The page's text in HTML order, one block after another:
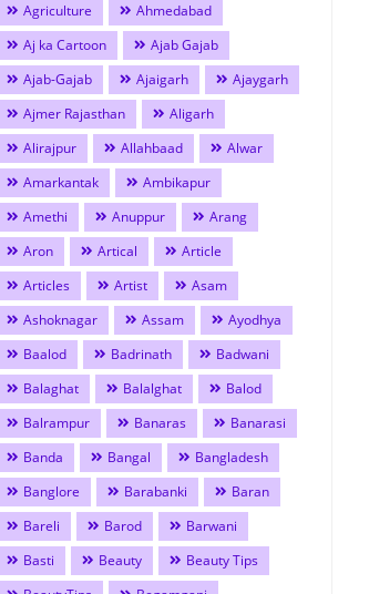
Agriculture
Ahmedabad
Aj ka Cartoon
Ajab Gajab
Ajab-Gajab
Ajaigarh
Ajaygarh
Ajmer Rajasthan
Aligarh
Alirajpur
Allahbaad
Alwar
Amarkantak
Ambikapur
Amethi
Anuppur
Arang
Aron
Artical
Article
Articles
Artist
Asam
Ashoknagar
Assam
Ayodhya
Baalod
Badrinath
Badwani
Balaghat
Balalghat
Balod
Balrampur
Banaras
Banarasi
Banda
Bangal
Bangladesh
Banglore
Barabanki
Baran
Bareli
Barod
Barwani
Basti
Beauty
Beauty Tips